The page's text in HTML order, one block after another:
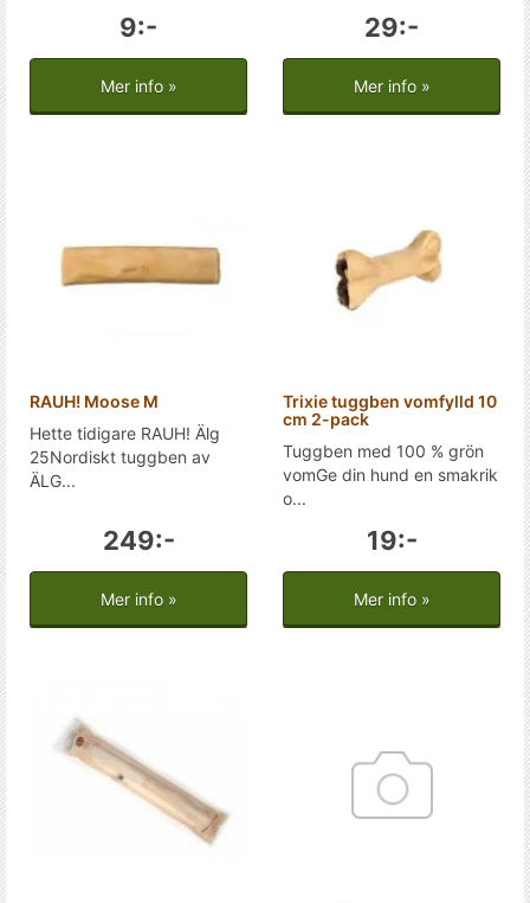
9:-
Mer info »
29:-
Mer info »
RAUH! Moose M
Hette tidigare RAUH! Älg
25Nordiskt tuggben av
ÄLG...
249:-
Mer info »
Trixie tuggben vomfylld 10
cm 2-pack
Tuggben med 100 % grön
vomGe din hund en smakrik
o...
19:-
Mer info »